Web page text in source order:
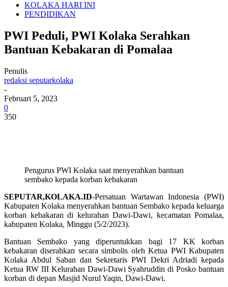
KOLAKA HARI INI
PENDIDIKAN
PWI Peduli, PWI Kolaka Serahkan
Bantuan Kebakaran di Pomalaa
Penulis
redaksi seputarkolaka
-
Februari 5, 2023
0
350
Pengurus PWI Kolaka saat menyerahkan bantuan
sembako kepada korban kebakaran
SEPUTAR,KOLAKA.ID-Persatuan Wartawan Indonesia (PWI)
Kabupaten Kolaka menyerahkan bantuan Sembako kepada keluarga
korban kebakaran di kelurahan Dawi-Dawi, kecamatan Pomalaa,
kabupaten Kolaka, Minggu (5/2/2023).
Bantuan Sembako yang diperuntukkan bagi 17 KK korban
kebakaran diserahkan secara simbolis oleh Ketua PWI Kabupaten
Kolaka Abdul Saban dan Sekretaris PWI Dekri Adriadi kepada
Ketua RW III Kelurahan Dawi-Dawi Syahruddin di Posko bantuan
korban di depan Masjid Nurul Yaqin, Dawi-Dawi.